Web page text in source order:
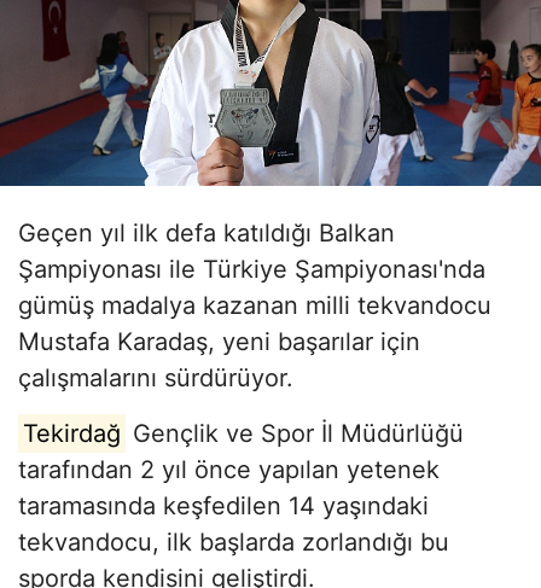
Geçen yıl ilk defa katıldığı Balkan
Şampiyonası ile Türkiye Şampiyonası'nda
gümüş madalya kazanan milli tekvandocu
Mustafa Karadaş, yeni başarılar için
çalışmalarını sürdürüyor.
Tekirdağ Gençlik ve Spor İl Müdürlüğü
tarafından 2 yıl önce yapılan yetenek
taramasında keşfedilen 14 yaşındaki
tekvandocu, ilk başlarda zorlandığı bu
sporda kendisini geliştirdi.